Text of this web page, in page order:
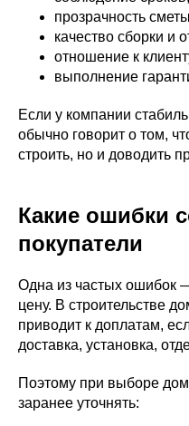
прозрачность
качество сборки и
отношение к
выполнение
Если у компании
обычно говорит о том,
строить, но и доводить
Какие ошибки
покупатели
Одна из частых ошибок
цену. В строительстве
приводит к доплатам,
доставка, установка,
Поэтому при выборе
заранее уточнять: